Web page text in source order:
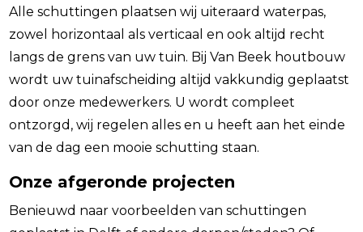
Alle schuttingen plaatsen wij uiteraard waterpas,
zowel horizontaal als verticaal en ook altijd recht
langs de grens van uw tuin. Bij Van Beek houtbouw
wordt uw tuinafscheiding altijd vakkundig geplaatst
door onze medewerkers. U wordt compleet
ontzorgd, wij regelen alles en u heeft aan het einde
van de dag een mooie schutting staan.
Onze afgeronde projecten
Benieuwd naar voorbeelden van schuttingen